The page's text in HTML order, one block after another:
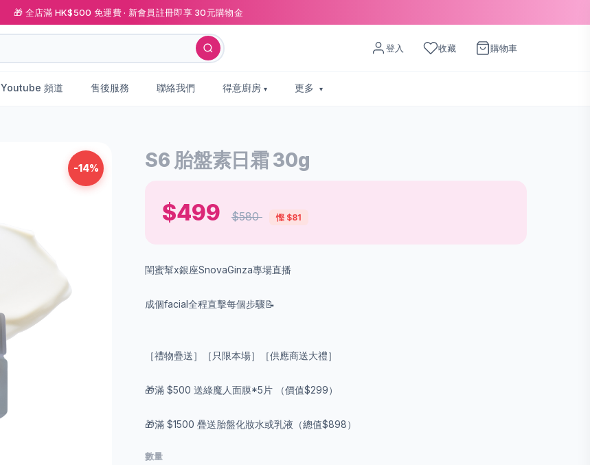
🎁 全店滿 HK$500 免運費 · 新會員註冊即享 30元購物金
登入 收藏 購物車
Youtube 頻道 售後服務 聯絡我們 得意廚房 更多
-14% S6 胎盤素日霜 30g
$499 $580 慳 $81
閨蜜幫x銀座SnovaGinza專場直播
成個facial全程直擊每個步驟📝
［禮物疊送］［只限本場］［供應商送大禮］
🎁滿 $500 送綠魔人面膜*5片 （價值$299）
🎁滿 $1500 疊送胎盤化妝水或乳液（總值$898）
數量